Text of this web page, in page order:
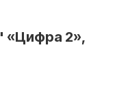
«Цифра 2»,